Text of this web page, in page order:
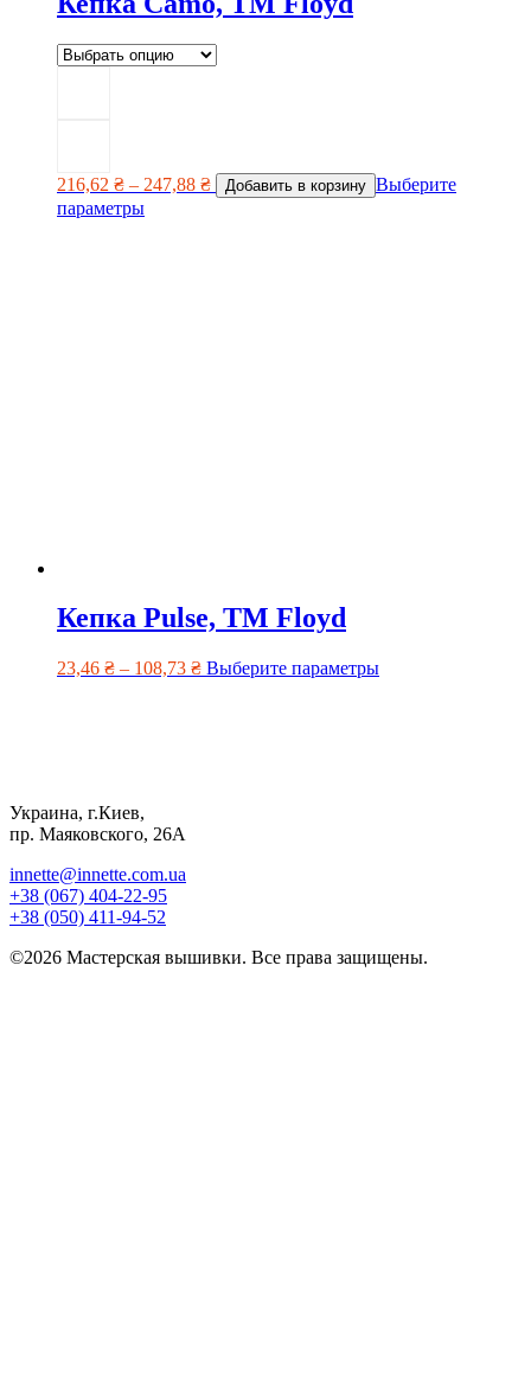
216,62 ₴ – 247,88 ₴ Добавить в корзину Выберите
параметры
Кепка Pulse, ТМ Floyd
23,46 ₴ – 108,73 ₴ Выберите параметры
Украина, г.Киев,
пр. Маяковского, 26А
innette@innette.com.ua
+38 (067) 404-22-95
+38 (050) 411-94-52
©2026 Мастерская вышивки. Все права защищены.